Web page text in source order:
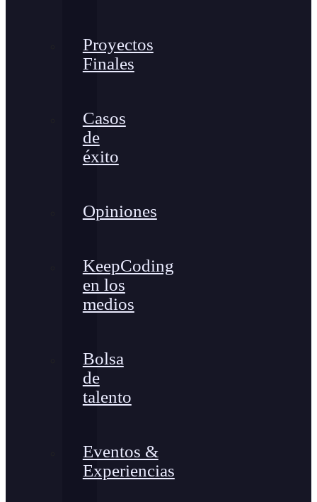
Proyectos
Finales
Casos
de
éxito
Opiniones
KeepCoding
en los
medios
Bolsa
de
talento
Eventos &
Experiencias